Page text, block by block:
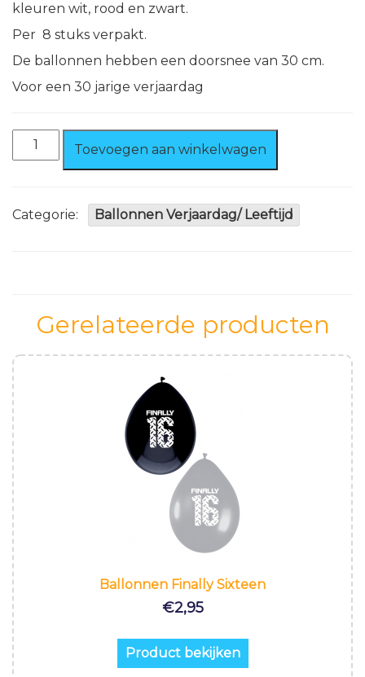
kleuren wit, rood en zwart.
Per 8 stuks verpakt.
De ballonnen hebben een doorsnee van 30 cm.
Voor een 30 jarige verjaardag
Verkeersbord
Ballonnen
aantal
Toevoegen aan winkelwagen
Categorie: Ballonnen Verjaardag/ Leeftijd
Gerelateerde producten
Ballonnen Finally Sixteen
€2,95
Product bekijken